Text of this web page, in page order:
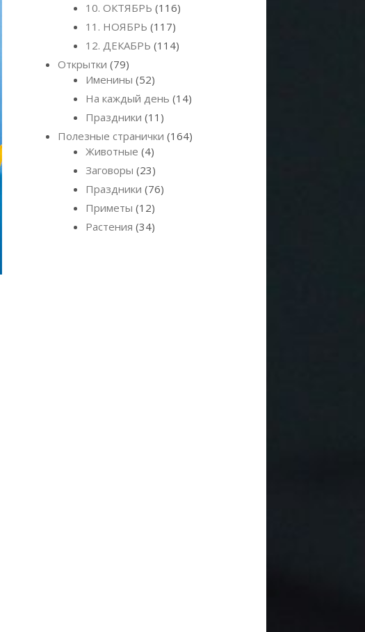
10. ОКТЯБРЬ (116)
11. НОЯБРЬ (117)
12. ДЕКАБРЬ (114)
Открытки (79)
Именины (52)
На каждый день (14)
Праздники (11)
Полезные странички (164)
Животные (4)
Заговоры (23)
Праздники (76)
Приметы (12)
Растения (34)